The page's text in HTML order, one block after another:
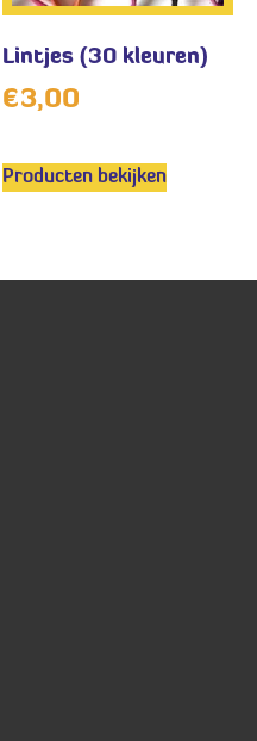
Lintjes (30 kleuren)
€3,00
Producten bekijken